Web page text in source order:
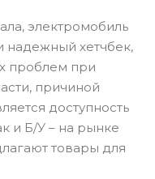
электромобиль
надежный хетчбек,
проблем при
причиной
доступность
и Б/У – на рынке
товары для